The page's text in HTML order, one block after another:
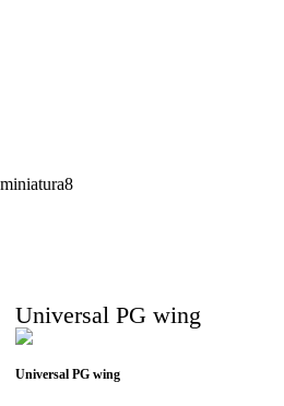
Universal PG wing
Universal PG wing